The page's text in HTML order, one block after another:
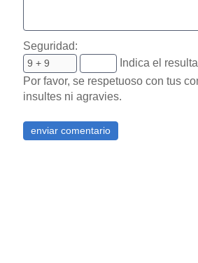
Seguridad:
Indica el
Por favor, se respetuoso con tus
insultes ni agravies.